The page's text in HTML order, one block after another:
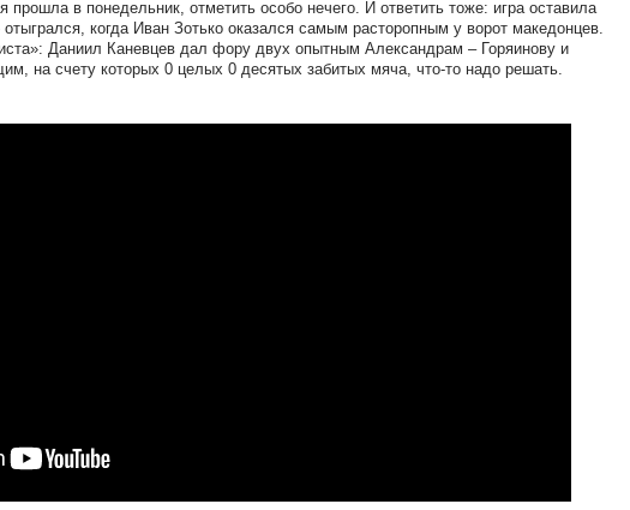
прошла в понедельник, отметить особо нечего. И ответить тоже: игра оставила
когда Иван Зотько оказался самым расторопным у ворот македонцев.
Даниил Каневцев дал фору двух опытным Александрам – Горяинову и
на счету которых 0 целых 0 десятых забитых мяча, что-то надо решать.